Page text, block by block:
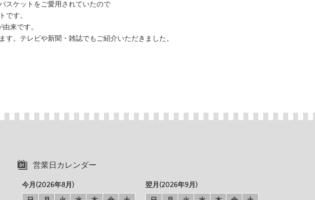
スケットをご愛用されていたので
です。
来です。
。テレビや新聞・雑誌でもご紹介いただきました。
営業日カレンダー
今月(2026年8月)
翌月(2026年9月)